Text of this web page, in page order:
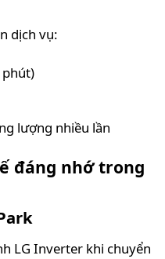
dịch vụ:
lượng nhiều lần
đáng nhớ trong
LG Inverter khi chuyển